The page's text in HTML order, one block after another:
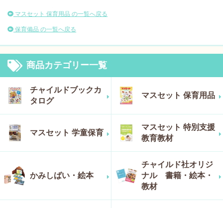
マスセット 保育用品 の一覧へ戻る
保育備品 の一覧へ戻る
商品カテゴリー一覧
チャイルドブックカ
タログ
マスセット 保育用品
マスセット 学童保育
マスセット 特別支援
教育教材
かみしばい・絵本
チャイルド社オリジ
ナル 書籍・絵本・
教材